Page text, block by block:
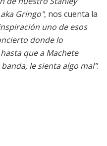
Gringo", nos cuenta la
uno de esos
donde lo
que a Machete
le sienta algo mal".